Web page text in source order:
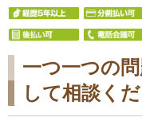
一つ一つの
して相談くだ